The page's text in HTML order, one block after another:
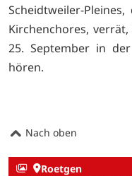
Scheidtweiler-
Kirchenchores,
25. September in
hören.
Nach oben
Roetgen